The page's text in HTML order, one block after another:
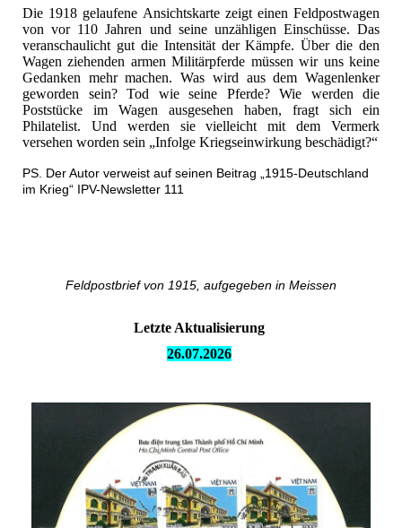
Die 1918 gelaufene Ansichtskarte zeigt einen Feldpostwagen
von vor 110 Jahren und seine unzähligen Einschüsse. Das
veranschaulicht gut die Intensität der Kämpfe. Über die den
Wagen ziehenden armen Militärpferde müssen wir uns keine
Gedanken mehr machen. Was wird aus dem Wagenlenker
geworden sein? Tod wie seine Pferde? Wie werden die
Poststücke im Wagen ausgesehen haben, fragt sich ein
Philatelist. Und werden sie vielleicht mit dem Vermerk
versehen worden sein „Infolge Kriegseinwirkung beschädigt?“
PS. Der Autor verweist auf seinen Beitrag „1915-Deutschland
im Krieg“ IPV-Newsletter 111
Feldpostbrief von 1915, aufgegeben in Meissen
Letzte Aktualisierung
26.07.2026